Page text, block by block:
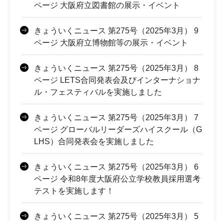
ページ 大阪府立図書館の展示・イベント
きょういくニュース 第275号（2025年3月） 9
ページ 大阪府立博物館等の展示・イベント
きょういくニュース 第275号（2025年3月） 8
ページ LETS合同発表会及びインターナショナ
ル・フェスティバルを実施しました
きょういくニュース 第275号（2025年3月） 7
ページ グローバルリーダーズハイスクール（G
LHS）合同発表会を実施しました
きょういくニュース 第275号（2025年3月） 6
ページ 令和8年度大阪府公立学校教員採用選考
テストを実施します！
きょういくニュース 第275号（2025年3月） 5